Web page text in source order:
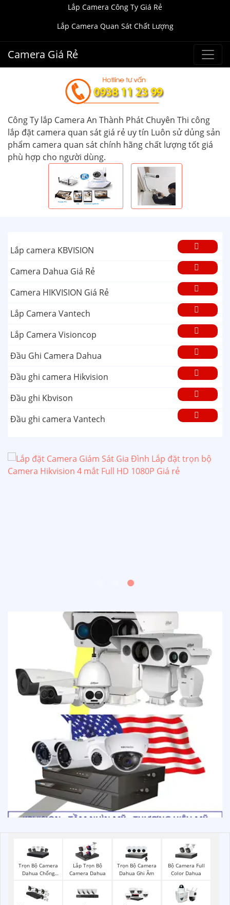
Lắp Camera Công Ty Giá Rẻ
Lắp Camera Quan Sát Chất Lượng
Camera Giá Rẻ
Công Ty lắp Camera An Thành Phát Chuyên Thi công
lắp đặt camera quan sát giá rẻ uy tín Luôn sử dủng sản
phẩm camera quan sát chính hãng chất lượng tốt giá
phù hợp cho người dùng.
Lắp camera KBVISION
Camera Dahua Giá Rẻ
Camera HIKVISION Giá Rẻ
Lắp Camera Vantech
Lắp Camera Visioncop
Đầu Ghi Camera Dahua
Đầu ghi camera Hikvision
Đầu ghi Kbvison
Đầu ghi camera Vantech
Trọn Bộ Camera
Dahua Chống
Lắp Trọn Bộ
Camera Dahua
Trọn Bộ Camera
Dahua Ghi Âm
Bộ Camera Full
Color Dahua